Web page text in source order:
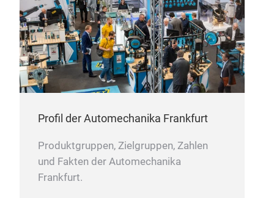
Profil der Automechanika Frankfurt
Produktgruppen, Zielgruppen, Zahlen
und Fakten der Automechanika
Frankfurt.